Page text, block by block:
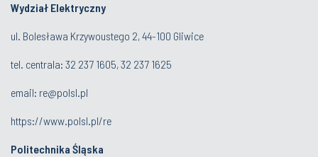
Wydział Elektryczny
ul. Bolesława Krzywoustego 2, 44-100 Gliwice
tel. centrala: 32 237 1605, 32 237 1625
email: re@polsl.pl
https://www.polsl.pl/re
Politechnika Śląska